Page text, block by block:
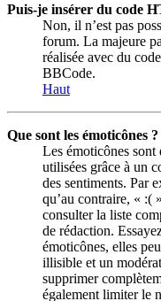
Puis-je insérer du code
Non, il n’est pas
forum. La majeure
réalisée avec du
BBCode.
Haut
Que sont les émoticônes ?
Les émoticônes sont
utilisées grâce à un
des sentiments. Par
qu’au contraire, « :(
consulter la liste
de rédaction.
émoticônes, elles
illisible et un
supprimer
également limiter le